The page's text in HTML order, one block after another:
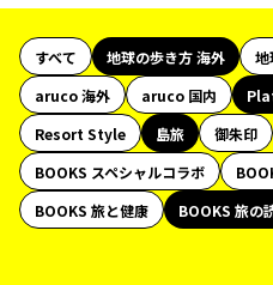
すべて 地球の歩き方 海外
地
aruco 海外
aruco 国内
Resort Style
島旅 御朱印
BOOKS スペシャルコラボ
BOOKS 旅と健康
BOOKS 旅の